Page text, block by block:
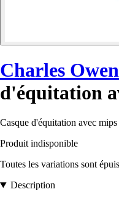
Charles Owen
d'équitation
Casque d'équitation avec
Produit indisponible
Toutes les variations sont
Description